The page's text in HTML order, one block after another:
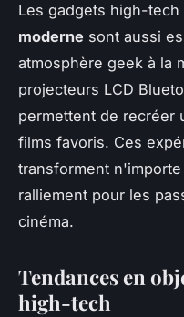
Les gadgets high-tech
moderne sont aussi
atmosphère geek à la
projecteurs LCD
permettent de recréer
films favoris. Ces
transforment
ralliement pour les
cinéma.
Tendances en
high-tech